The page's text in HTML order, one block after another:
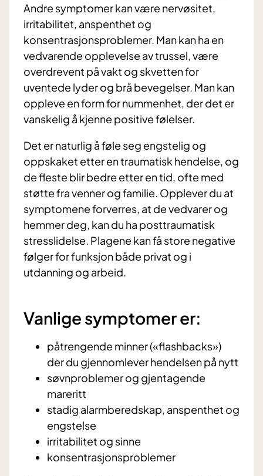
Andre symptomer kan være nervøsitet,
irritabilitet, anspenthet og
konsentrasjonsproblemer. Man kan ha en
vedvarende opplevelse av trussel, være
overdrevent på vakt og skvetten for
uventede lyder og brå bevegelser. Man kan
oppleve en form for nummenhet, der det er
vanskelig å kjenne positive følelser.
Det er naturlig å føle seg engstelig og
oppskaket etter en traumatisk hendelse, og
de fleste blir bedre etter en tid, ofte med
støtte fra venner og familie. Opplever du at
symptomene forverres, at de vedvarer og
hemmer deg, kan du ha posttraumatisk
stresslidelse. Plagene kan få store negative
følger for funksjon både privat og i
utdanning og arbeid.
Vanlige symptomer er:
påtrengende minner («flashbacks»)
der du gjennomlever hendelsen på nytt
søvnproblemer og gjentagende
mareritt
stadig alarmberedskap, anspenthet og
engstelse
irritabilitet og sinne
konsentrasjonsproblemer